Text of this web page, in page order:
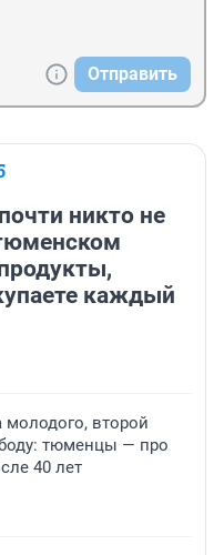
Отправить
никто не
каждый
второй
тюменцы — про
40 лет